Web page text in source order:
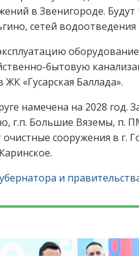
в Звенигороде.
сетей водоотведения
бытовую
«Гусарская Баллада».
намечена на 2028
г.п. Большие Вяземы,
сооружения в г.
и